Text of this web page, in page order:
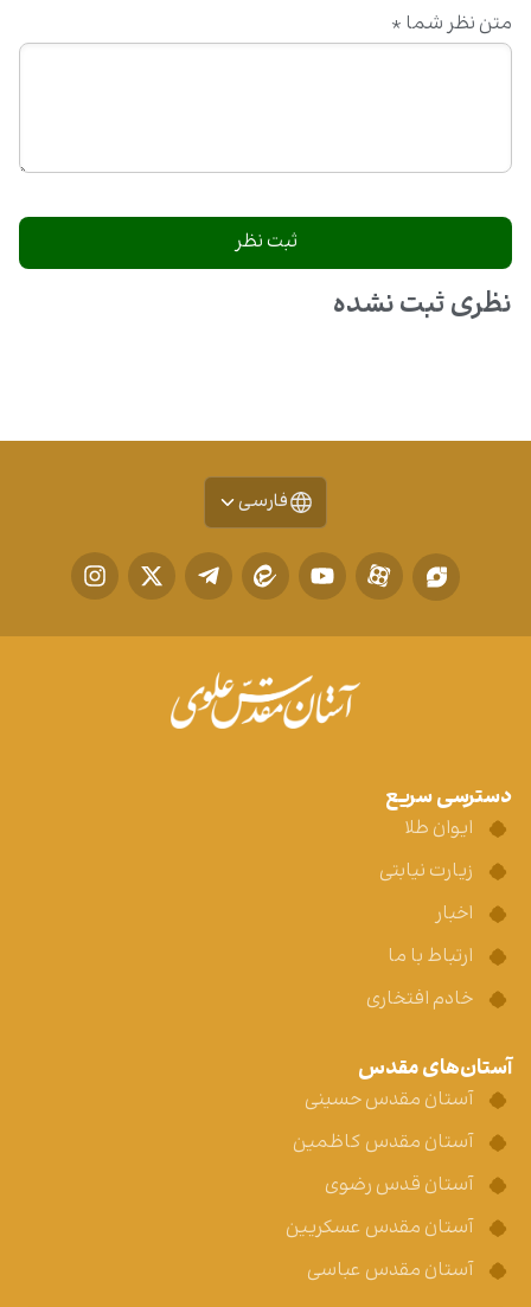
متن نظر شما *
نظری ثبت نشده
فارسی
دسترسی سریع
ایوان طلا
زیارت نیابتی
اخبار
ارتباط با ما
خادم افتخاری
آستان‌های مقدس
آستان مقدس حسینی
آستان مقدس کاظمین
آستان قدس رضوی
آستان مقدس عسکریین
آستان مقدس عباسی